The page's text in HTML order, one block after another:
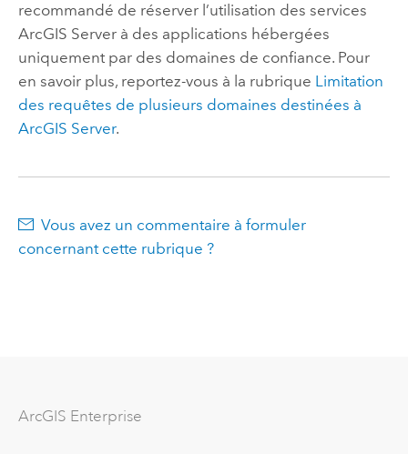
recommandé de réserver l’utilisation des services
ArcGIS Serverà des applications hébergées
uniquement par des domaines de confiance. Pour
en savoir plus, reportez-vous à la rubrique Limitation
des requêtes de plusieurs domaines destinées à
ArcGIS Server.
Vous avez un commentaire à formuler
concernant cette rubrique ?
ArcGIS Enterprise